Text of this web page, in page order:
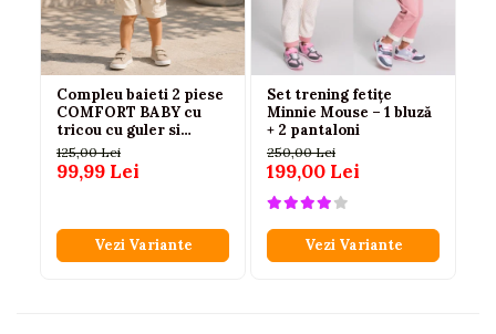
Compleu baieti 2 piese
COMFORT BABY cu
tricou cu guler si
bermude crem - 3-4-
5-6 ani
125,00 Lei
99,99 Lei
Vezi Variante
Set trening fetițe
Minnie Mouse – 1 bluză
+ 2 pantaloni
250,00 Lei
199,00 Lei
Vezi Variante